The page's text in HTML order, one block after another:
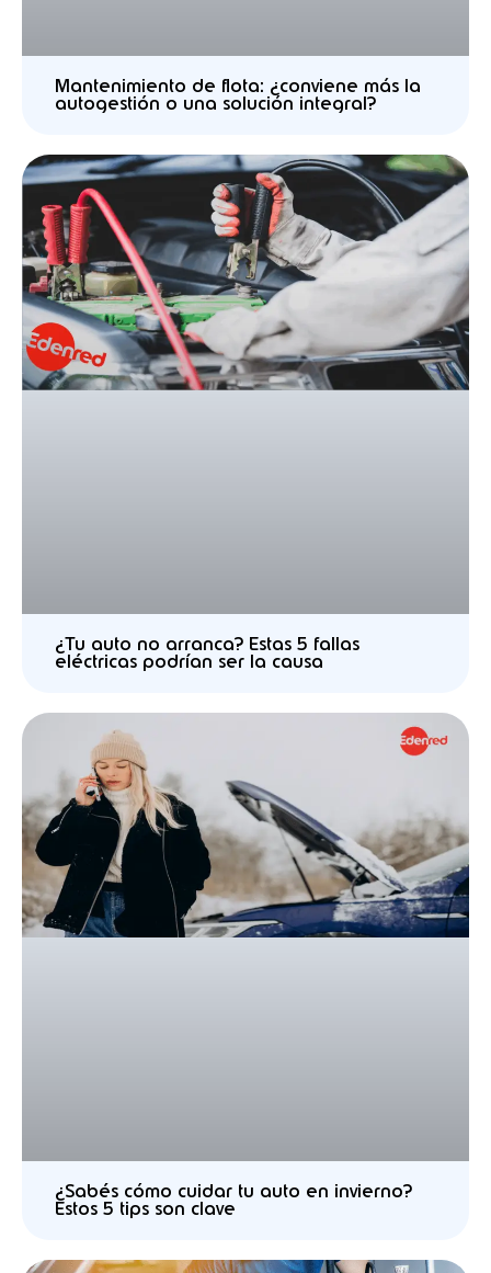
Mantenimiento de flota: ¿conviene más la
autogestión o una solución integral?
¿Tu auto no arranca? Estas 5 fallas
eléctricas podrían ser la causa
¿Sabés cómo cuidar tu auto en invierno?
Estos 5 tips son clave